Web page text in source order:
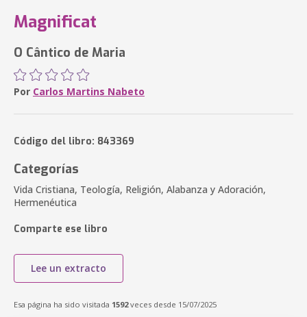
Magnificat
O Cântico de Maria
Por Carlos Martins Nabeto
Código del libro: 843369
Categorías
Vida Cristiana, Teología, Religión, Alabanza y Adoración,
Hermenéutica
Comparte ese libro
Lee un extracto
Esa página ha sido visitada 1592veces desde 15/07/2025